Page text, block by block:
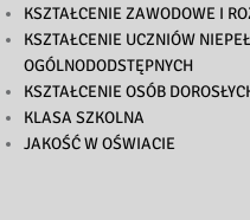
KSZTAŁCENIE ZAWODOWE I
KSZTAŁCENIE UCZNIÓW
OGÓLNODODSTĘPNYCH
KSZTAŁCENIE OSÓB
KLASA SZKOLNA
JAKOŚĆ W OŚWIACIE